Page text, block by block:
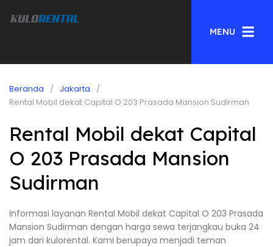
MENU
Beranda
Jakarta
Rental Mobil dekat Capital O 203 Prasada Mansion Sudirman
Rental Mobil dekat Capital
O 203 Prasada Mansion
Sudirman
Informasi layanan Rental Mobil dekat Capital O 203 Prasada
Mansion Sudirman dengan harga sewa terjangkau buka 24
jam dari kulorental. Kami berupaya menjadi teman